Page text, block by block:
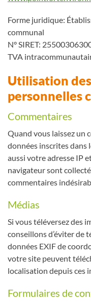
Forme juridique:
communal
N° SIRET:
TVA
Utilisation
personnelles
Commentaires
Quand vous laissez un
données inscrites dans
aussi votre adresse IP
navigateur sont
commentaires
Médias
Si vous téléversez des
conseillons d’éviter de
données EXIF de
votre site peuvent
localisation depuis ces
Formulaires de